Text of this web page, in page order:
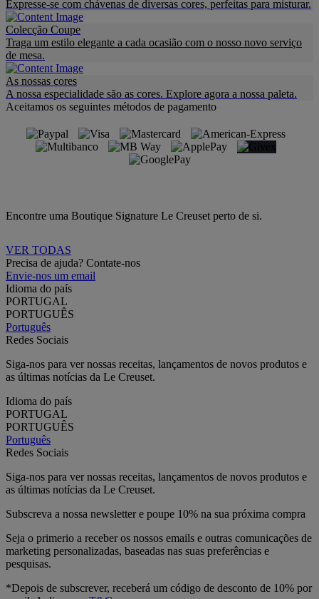
Expresse-se com chávenas de diversas cores, perfeitas para misturar.
Colecção Coupe
Traga um estilo elegante a cada ocasião com o nosso novo serviço
de mesa.
As nossas cores
A nossa especialidade são as cores. Explore agora a nossa paleta.
Aceitamos os seguintes métodos de pagamento
Encontre uma Boutique Signature Le Creuset perto de si.
VER TODAS
Precisa de ajuda? Contate-nos
Envie-nos um email
Idioma do país
PORTUGAL
PORTUGUÊS
Português
Redes Sociais
Siga-nos para ver nossas receitas, lançamentos de novos produtos e
as últimas notícias da Le Creuset.
Idioma do país
PORTUGAL
PORTUGUÊS
Português
Redes Sociais
Siga-nos para ver nossas receitas, lançamentos de novos produtos e
as últimas notícias da Le Creuset.
Subscreva a nossa newsletter e poupe 10% na sua próxima compra
Seja o primerio a receber os nossos emails e outras comunicações de
marketing personalizadas, baseadas nas suas preferências e
pesquisas.
*Depois de subscrever, receberá um código de desconto de 10% por